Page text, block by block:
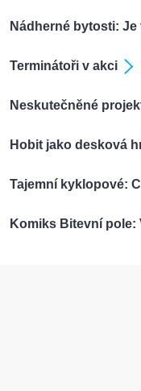
Nádherné bytosti:
Terminátoři v akci
Neskutečněné
Hobit jako desková
Tajemní kyklopové:
Komiks Bitevní pole: